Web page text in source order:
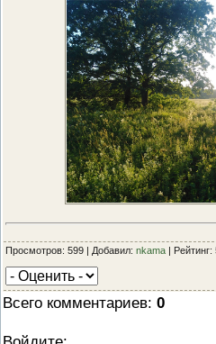
Просмотров: 599 | Добавил: nkama | Рейтинг:
Всего комментариев: 0